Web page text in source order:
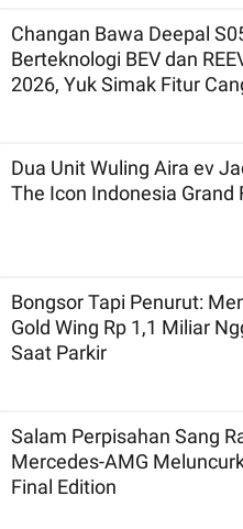
Changan Bawa Deepal
Berteknologi BEV dan
2026, Yuk Simak Fitur
Dua Unit Wuling Aira ev
The Icon Indonesia Grand
Bongsor Tapi Penurut:
Gold Wing Rp 1,1 Miliar
Saat Parkir
Salam Perpisahan Sang
Mercedes-AMG
Final Edition